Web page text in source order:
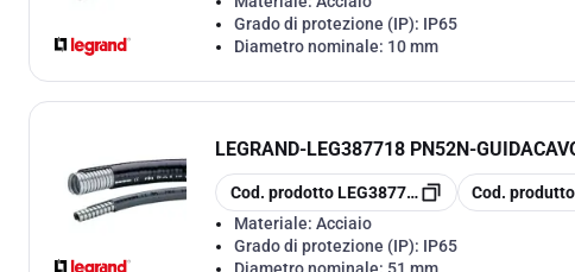
Grado di protezione (IP): IP65
Diametro nominale: 10 mm
LEGRAND-LEG387718 PN52N-
copia
Cod. prodottoLEG387718 copia
Cod.
Materiale: Acciaio
Grado di protezione (IP): IP65
Diametro nominale: 51 mm